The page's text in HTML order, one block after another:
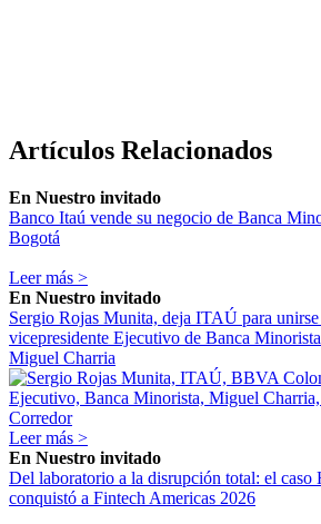
Artículos Relacionados
En Nuestro invitado
Banco Itaú vende su negocio de Banca
Bogotá
Leer más >
En Nuestro invitado
Sergio Rojas Munita, deja ITAÚ para
vicepresidente Ejecutivo de Banca
Miguel Charria
Leer más >
En Nuestro invitado
Del laboratorio a la disrupción total: el caso
conquistó a Fintech Americas 2026